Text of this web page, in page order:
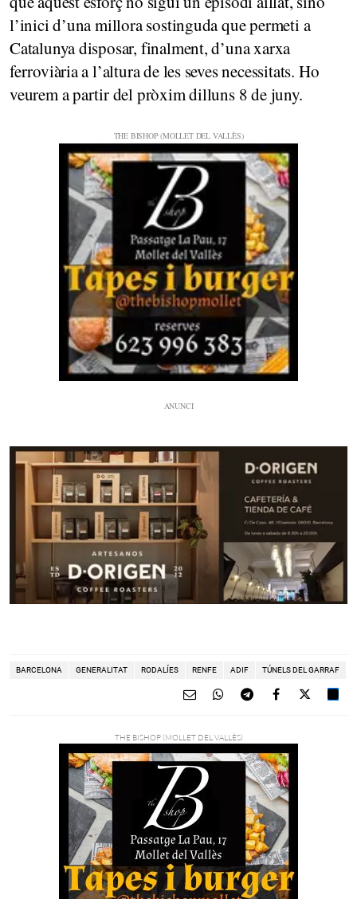
l’inici d’una millora sostinguda que permeti a
Catalunya disposar, finalment, d’una xarxa
ferroviària a l’altura de les seves necessitats. Ho
veurem a partir del pròxim dilluns 8 de juny.
BARCELONA GENERALITAT RODALÍES RENFE ADIF TÚNELS DEL GARRAF